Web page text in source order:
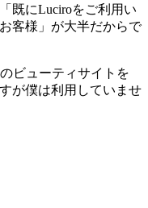
既にLuciroをご利用い
客様」が大半だからで
ビューティサイトを
が僕は利用していませ